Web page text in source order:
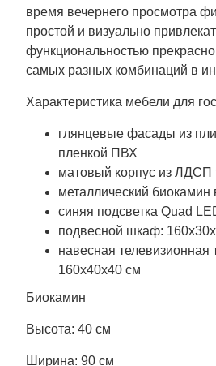
время вечернего просмотра
простой и визуально
функциональностью
самых разных комбинаций в
Характеристика мебели для
глянцевые фасады из
пленкой ПВХ
матовый корпус из
металлический биокамин
синяя подсветка Quad
подвесной шкаф:
навесная
160x40x40 см
Биокамин
Высота: 40 см
Ширина: 90 см